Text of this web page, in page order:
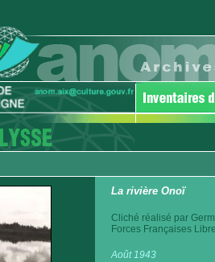
La rivière Onoï
Cliché réalisé par
Forces Françaises
Août 1943